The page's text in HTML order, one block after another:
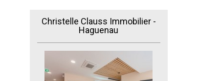
Christelle Clauss Immobilier -
Haguenau